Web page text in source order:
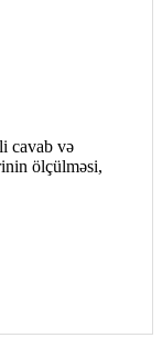
cavab və
ölçülməsi,